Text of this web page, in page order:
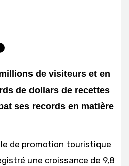
de visiteurs et en
de dollars de recettes
ses records en matière
de promotion touristique
une croissance de 9,8